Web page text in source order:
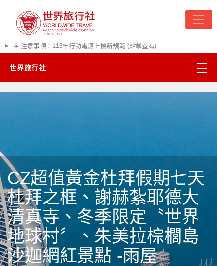
✈️ 注意事項：115年行動電源上機新規範 (點擊查看)
世界旅行社
精彩越南
悠遊美加
遊輪河輪
世界臻旅
中東非洲
CZ超值黃金杜拜假期七天
杜拜之框、謝赫紮耶德大
清真寺、冬季限定〝世界
地球村〞、朱美拉棕櫚島
沙迦網紅景點 -⾬屋